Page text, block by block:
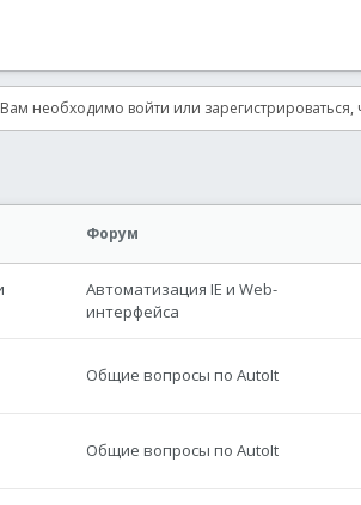
Вам необходимо войти или зарегистрироваться,
Форум
Автоматизация IE и Web-
интерфейса
Общие вопросы по AutoIt
Общие вопросы по AutoIt